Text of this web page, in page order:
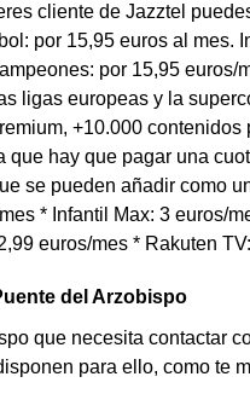
cliente de Jazztel
por 15,95 euros al
por 15,95
ligas europeas y la
+10.000
que hay que pagar una
se pueden añadir como
* Infantil Max: 3 euros/
euros/mes * Rakuten
del Arzobispo
que necesita contactar
para ello, como te